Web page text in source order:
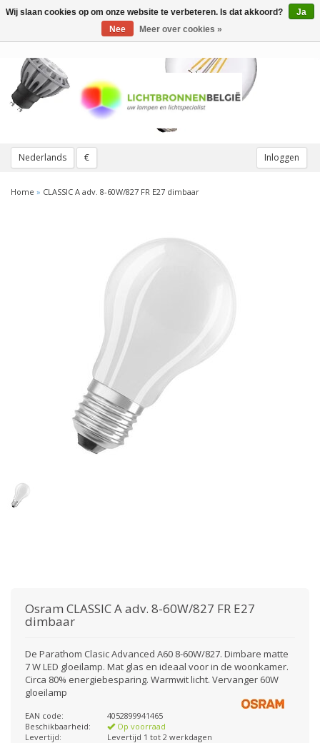
Nederlands € Inloggen
Toggle
Home » CLASSIC A adv. 8-60W/827 FR E27 dimbaar
Osram CLASSIC A adv. 8-60W/827 FR E27
dimbaar
De Parathom Clasic Advanced A60 8-60W/827. Dimbare matte
7 W LED gloeilamp. Mat glas en ideaal voor in de woonkamer.
Circa 80% energiebesparing. Warmwit licht. Vervanger 60W
gloeilamp
EAN code:
4052899941465
Beschikbaarheid:
Op voorraad
Levertijd:
Levertijd 1 tot 2 werkdagen
Wij slaan cookies op om onze website te verbeteren. Is dat akkoord?
Ja
Nee
Meer over cookies »